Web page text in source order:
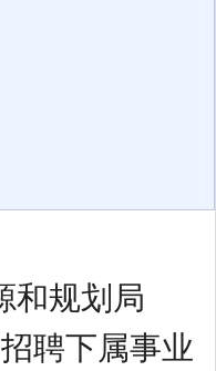
和规划局
聘下属事业